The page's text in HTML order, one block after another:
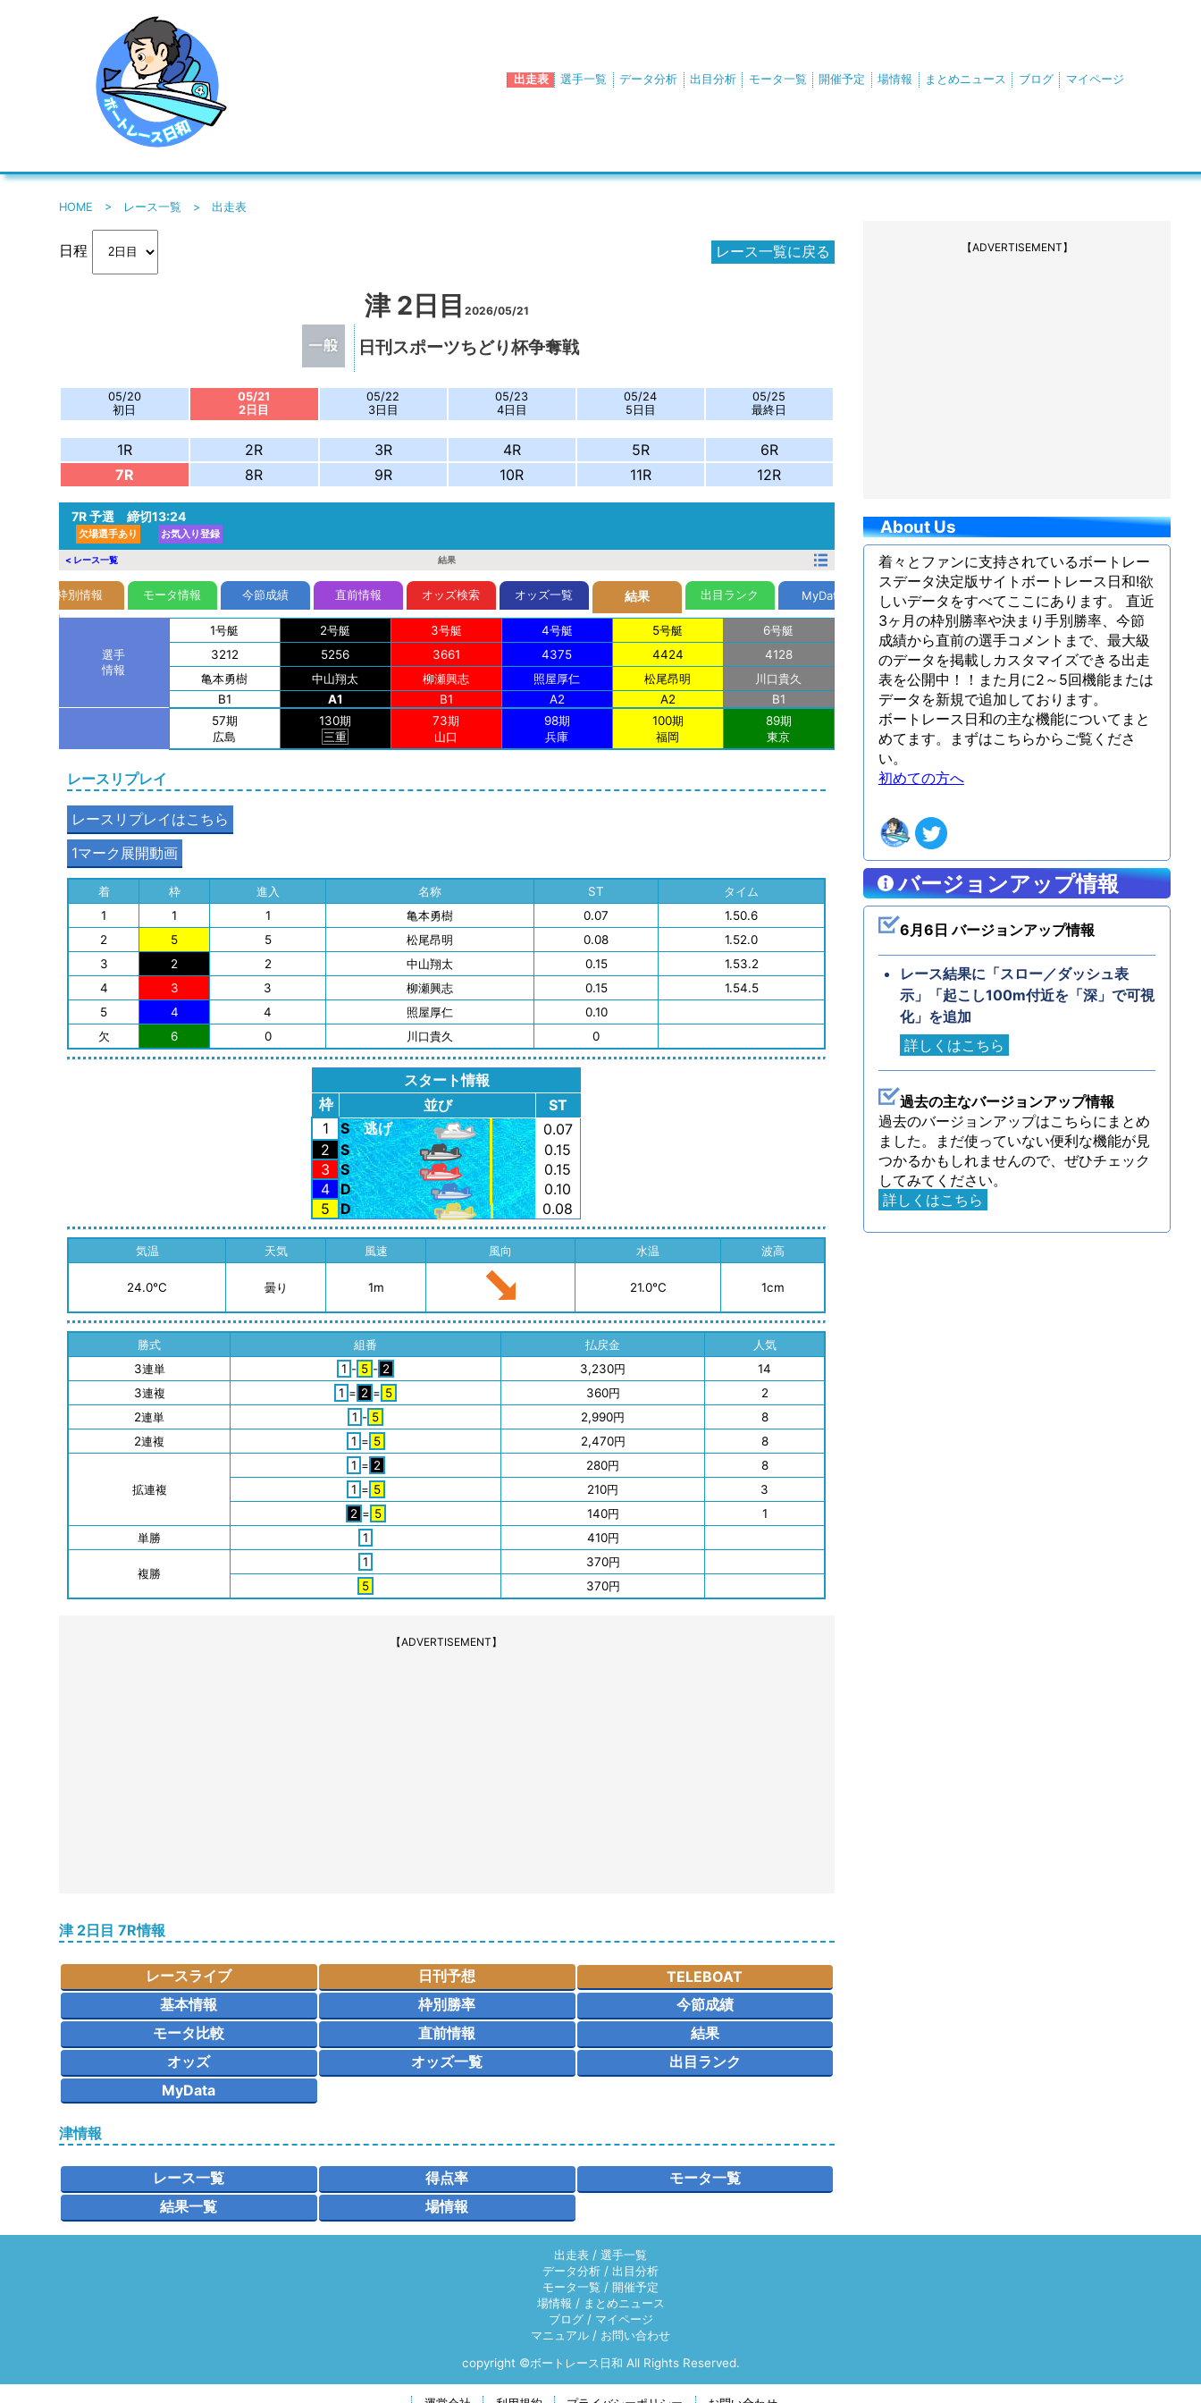
出走表 選手一覧 データ分析 出目分析 モータ一覧 開催予定 場情報 まとめニュース ブログ マイページ
HOME > レース一覧 > 出走表
日程 レース一覧に戻る
津 2日目 2026/05/21
日刊スポーツちどり杯争奪戦
05/20
初日
05/21
2日目
05/22
3日目
05/23
4日目
05/24
5日目
05/25
最終日
1R 2R 3R 4R 5R
6R
7R
8R 9R 10R 11R 12R
7R予選 締切13:24
欠場選手あり お気入り登録
< レース一覧 結果
枠別情報 モータ情報 今節成績 直前情報 オッズ検索 オッズ一覧 結果 出目ランク MyData
選手
情報
1号艇 2号艇 3号艇 4号艇 5号艇
6号艇
3212
5256 3661 4375 4424
4128
亀本勇樹 中山翔太 柳瀬興志 照屋厚仁 松尾昂明 川口貴久
B1
A1 B1 A2 A2
B1
57期
広島
130期
三重
73期
山口
98期
兵庫
100期
福岡
89期
東京
レースリプレイ
レースリプレイはこちら
1マーク展開動画
着 枠 進入 名称 ST
タイム
1
1 1 亀本勇樹 0.07
1.50.6
2
5 5 松尾昂明 0.08
1.52.0
3
2 2 中山翔太 0.15
1.53.2
4
3 3 柳瀬興志 0.15
1.54.5
5
4 4 照屋厚仁
0.10
欠
6 0 川口貴久 0
スタート情報
枠
並び
ST
1
S 逃げ
0.07
2
S
0.15
3
S
0.15
4
D
0.10
5
D 0.08
気温 天気 風速 風向 水温 波高
24.0℃ 曇り 1m 21.0℃ 1cm
勝式 組番 払戻金
人気
3連単
1 - 5 - 2 3,230円
14
3連複
1 = 2 = 5 360円
2
2連単
1 - 5 2,990円
8
2連複
1 = 5 2,470円 8
拡連複
1 = 2 280円
8
1 = 5 210円
3
2 = 5 140円
1
単勝
1 410円
複勝
1
370円
5
370円
【ADVERTISEMENT】
津 2日目 7R情報
レースライブ 日刊予想
TELEBOAT
基本情報
枠別勝率
今節成績
モータ比較
直前情報
結果
オッズ
オッズ一覧
出目ランク
MyData
津情報
レース一覧 得点率
モータ一覧
結果一覧
場情報
【ADVERTISEMENT】
About Us
着々とファンに支持されているボートレー
スデータ決定版サイトボートレース日和!欲
しいデータをすべてここにあります。 直近
3ヶ月の枠別勝率や決まり手別勝率、今節
成績から直前の選手コメントまで、最大級
のデータを掲載しカスタマイズできる出走
表を公開中！！また月に2～5回機能または
データを新規で追加しております。
ボートレース日和の主な機能についてまと
めてます。まずはこちらからご覧くださ
い。
初めての方へ
バージョンアップ情報
6月6日 バージョンアップ情報
レース結果に「スロー／ダッシュ表
示」「起こし100m付近を「深」で可視
化」を追加
詳しくはこちら
過去の主なバージョンアップ情報
過去のバージョンアップはこちらにまとめ
ました。まだ使っていない便利な機能が見
つかるかもしれませんので、ぜひチェック
してみてください。
詳しくはこちら
出走表 / 選手一覧
データ分析 / 出目分析
モータ一覧 / 開催予定
場情報 / まとめニュース
ブログ/ マイページ
マニュアル / お問い合わせ
copyright ©ボートレース日和 All Rights Reserved.